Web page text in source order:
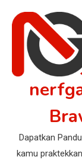
content
Dapatkan
kamu